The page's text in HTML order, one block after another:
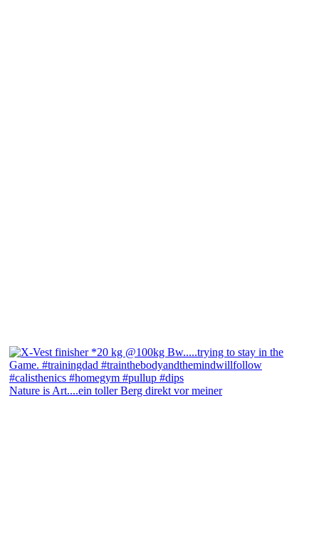
Nature is Art....ein toller Berg direkt vor meiner